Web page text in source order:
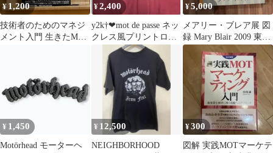
¥ 1,200
技術者のためのマネジ
メント入門 生きたMOT
¥2,400
y2k†❤︎mot de passe ネッ
クレス風プリントロン
T ブラック
¥5,000
メアリー・ブレア展 図
録 Mary Blair 2009 東京
都現代美術館 初版
¥ 1,450
Motörhead モーターヘ
¥ 12,500
NEIGHBORHOOD
¥300
図解 実践MOTマーケテ